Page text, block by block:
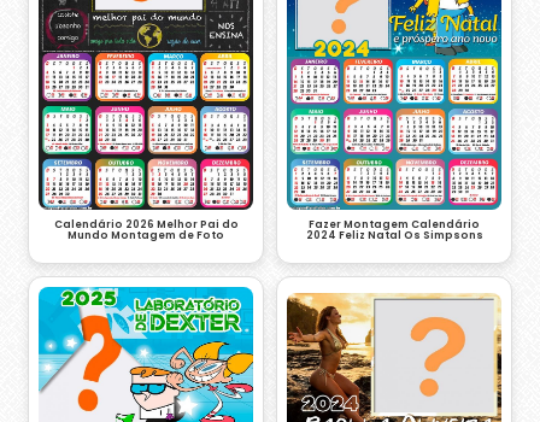
Calendário 2026 Melhor Pai do
Mundo Montagem de Foto
Fazer Montagem Calendário
2024 Feliz Natal Os Simpsons